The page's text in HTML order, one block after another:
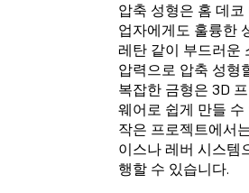
압축 성형은 홈 데
업자에게도 훌륭한
레탄 같이 부드러운
압력으로 압축 성형
복잡한 금형은 3D
웨어로 쉽게 만들
작은 프로젝트에서
이스나 레버 시스템
행할 수 있습니다.